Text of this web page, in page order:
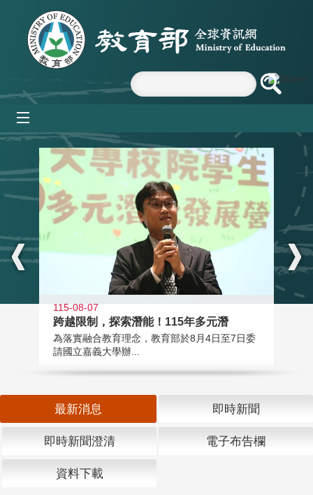
跳到主要內容區塊
:::
115-08-07
跨越限制，探索潛能！115年多元潛
為落實融合教育理念，教育部於8月4日至7日委
請國立嘉義大學辦...
最新消息 即時新聞
即時新聞澄清 電子布告欄
資料下載